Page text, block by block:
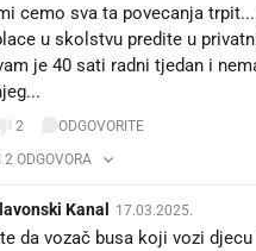
cemo sva ta povecanja
u skolstvu predite u
je 40 sati radni tjedan i
2
ODGOVORITE
2 ODGOVORA
Kanal 17.03.2025.
da vozač busa koji vozi